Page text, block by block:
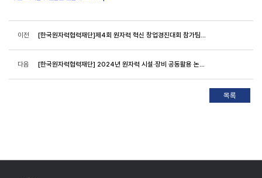
이전 [한국원자력협력재단]제4회 원자력 혁신 창업경진대회 참가팀 모집(~6.12)
다음 [한국원자력협력재단] 2024년 원자력 시설·장비 공동활용 논문연구 프로그램 연구팀 모집(~6.2)